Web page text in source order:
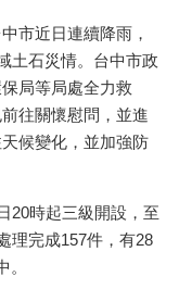
市近日連續降雨，
土石災情。台中市政
局等局處全力救
往關懷慰問，並進
候變化，並加強防
20時起三級開設，至
理完成157件，有28